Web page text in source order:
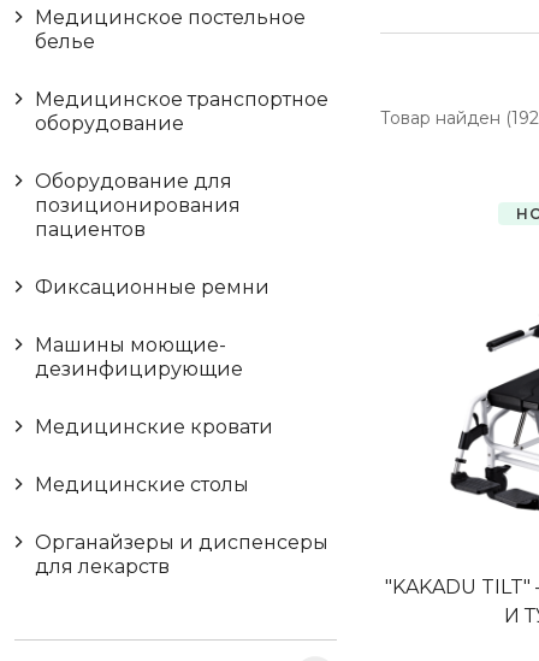
Медицинское постельное
белье
Медицинское транспортное
оборудование
Оборудование для
позиционирования
пациентов
Фиксационные ремни
Машины моющие-
дезинфицирующие
Медицинские кровати
Медицинские столы
Органайзеры и диспенсеры
для лекарств
Товар найден
"KAKADU
И